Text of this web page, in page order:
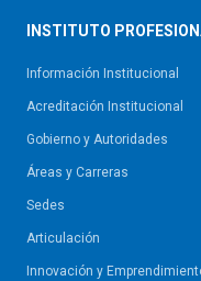
INSTITUTO
Información Institucional
Acreditación Institucional
Gobierno y Autoridades​
Áreas y Carreras
Sedes
Articulación
Innovación y